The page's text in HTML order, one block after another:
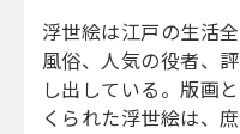
浮世絵は江戸の生活
風俗、人気の役者、
し出している。版画
くられた浮世絵は、